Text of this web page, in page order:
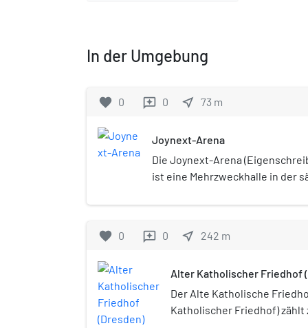
In der Umgebung
favorite 0 reviews 0 near_me 73 m
Joynext-Arena
Die Joynext-Arena
ist eine Mehrzweckhalle in der
Eissport- und Ballsporthalle
favorite 0 reviews 0 near_me 242 m
Alter Katholischer Friedhof
Der Alte Katholische
Katholischer Friedhof) zählt